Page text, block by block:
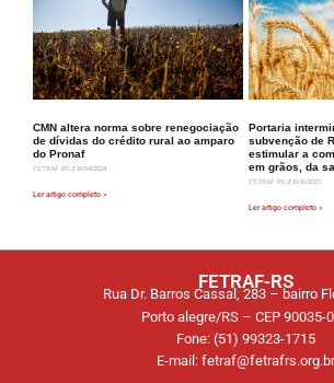
CMN altera norma sobre renegociação
de dívidas do crédito rural ao amparo
do Pronaf
FETRAF-RS 16/04/2024
Ler artigo completo »
Portaria
subvenção de
estimular a
em grãos, da
FETRAF-RS 19/10/2023
Ler artigo completo »
FETRAF-RS
Rua Dr. Barros Cassal, 283 – bairro
Porto alegre/RS – CEP 90035-
Fone: (51) 99323-1715
E-mail: fetraf@fetrafrs.org.br